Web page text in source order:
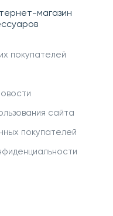
магазин
покупателей
сайта
покупателей